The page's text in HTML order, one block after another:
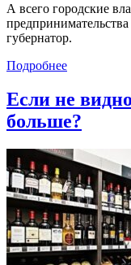
А всего городские
губернатор.
Подробнее
Если не
больше?